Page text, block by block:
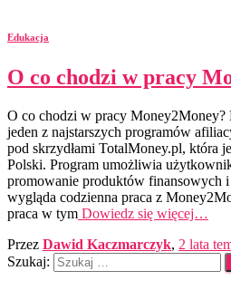
Edukacja
O co chodzi w pracy
O co chodzi w pracy
jeden z najstarszych programów
pod skrzydłami TotalMoney.pl, która
Polski. Program umożliwia
promowanie produktów finansowych
wygląda codzienna praca z
praca w tym Dowiedz się więcej…
Przez Dawid Kaczmarczyk, 2 lata
Szukaj: